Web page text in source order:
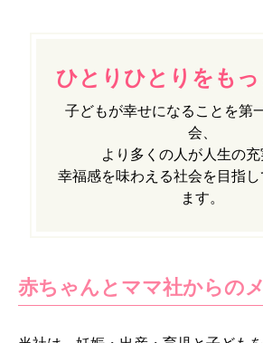
ひとりひとりをも
子どもが幸せになることを第
会、
より多くの人が人生の充
幸福感を味わえる社会を目指
ます。
赤ちゃんとママ社からの